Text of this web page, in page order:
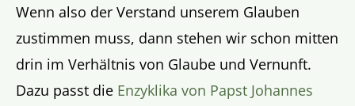
Wenn also der Verstand unserem Glauben
zustimmen muss, dann stehen wir schon mitten
drin im Verhältnis von Glaube und Vernunft.
Dazu passt die Enzyklika von Papst Johannes